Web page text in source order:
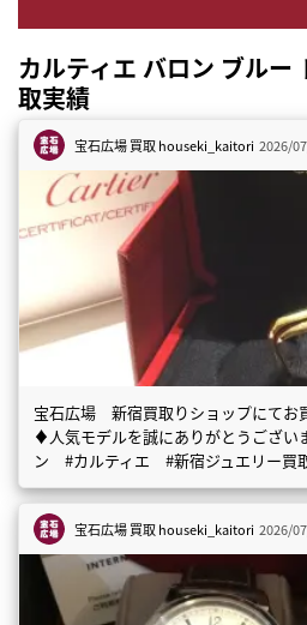
カルティエ バロン ブルー
取実績
宝石広場 買取houseki_kaitori 2026/
宝石広場 新宿買取りショップにてお
♦️人気モデルを誠にありがとうござい
ン #カルティエ #新宿ジュエリー買
宝石広場 買取houseki_kaitori 2026/